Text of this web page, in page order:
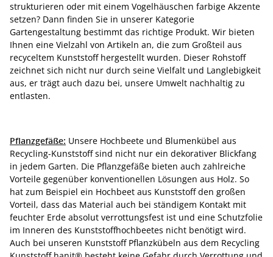
strukturieren oder mit einem Vogelhäuschen farbige Akzente
setzen? Dann finden Sie in unserer Kategorie
Gartengestaltung bestimmt das richtige Produkt. Wir bieten
Ihnen eine Vielzahl von Artikeln an, die zum Großteil aus
recyceltem Kunststoff hergestellt wurden. Dieser Rohstoff
zeichnet sich nicht nur durch seine Vielfalt und Langlebigkeit
aus, er trägt auch dazu bei, unsere Umwelt nachhaltig zu
entlasten.
Pflanzgefäße: Unsere Hochbeete und Blumenkübel aus
Recycling-Kunststoff sind nicht nur ein dekorativer Blickfang
in jedem Garten. Die Pflanzgefäße bieten auch zahlreiche
Vorteile gegenüber konventionellen Lösungen aus Holz. So
hat zum Beispiel ein Hochbeet aus Kunststoff den großen
Vorteil, dass das Material auch bei ständigem Kontakt mit
feuchter Erde absolut verrottungsfest ist und eine Schutzfolie
im Inneren des Kunststoffhochbeetes nicht benötigt wird.
Auch bei unseren Kunststoff Pflanzkübeln aus dem Recycling